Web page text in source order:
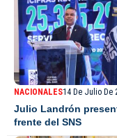
NACIONALES14 De Julio De
Julio Landrón
frente del SNS